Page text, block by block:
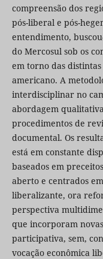
compreensão dos
pós-liberal e pós-
entendimento,
do Mercosul sob os
em torno das
americano. A
interdisciplinar no
abordagem
procedimentos de
documental. Os
está em constante
baseados em
aberto e centrados
liberalizante, ora
perspectiva
que incorporam
participativa, sem,
vocação econômica